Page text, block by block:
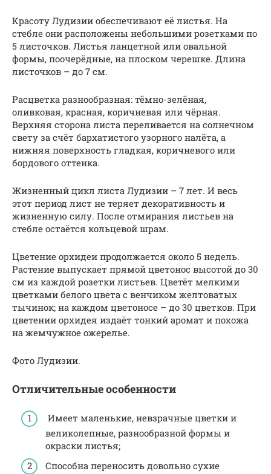
Красоту Лудизии обеспечивают её листья. На
стебле они расположены небольшими розетками по
5 листочков. Листья ланцетной или овальной
формы, поочерёдные, на плоском черешке. Длина
листочков – до 7 см.
Расцветка разнообразная: тёмно-зелёная,
оливковая, красная, коричневая или чёрная.
Верхняя сторона листа переливается на солнечном
свету за счёт бархатистого узорного налёта, а
нижняя поверхность гладкая, коричневого или
бордового оттенка.
Жизненный цикл листа Лудизии – 7 лет. И весь
этот период лист не теряет декоративность и
жизненную силу. После отмирания листьев на
стебле остаётся кольцевой шрам.
Цветение орхидеи продолжается около 5 недель.
Растение выпускает прямой цветонос высотой до 30
см из каждой розетки листьев. Цветёт мелкими
цветками белого цвета с венчиком желтоватых
тычинок; на каждом цветоносе – до 30 цветков. При
цветении орхидея издаёт тонкий аромат и похожа
на жемчужное ожерелье.
Фото Лудизии.
Отличительные особенности
Имеет маленькие, невзрачные цветки и
великолепные, разнообразной формы и
окраски листья;
Способна переносить довольно сухие